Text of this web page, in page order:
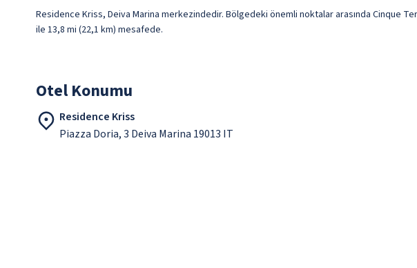
Residence Kriss, Deiva Marina merkezindedir. Bölgedeki önemli noktalar arasında Cinque
ile 13,8 mi (22,1 km) mesafede.
Otel Konumu
Residence Kriss
Piazza Doria, 3 Deiva Marina 19013 IT